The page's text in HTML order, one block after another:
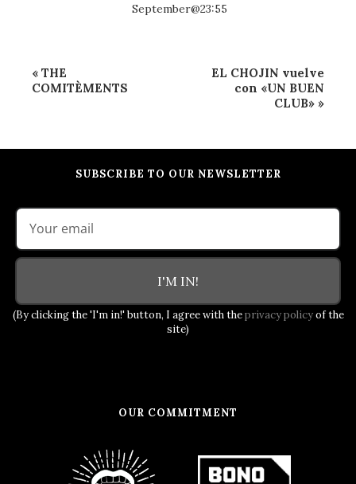
September@23:55
Event
Navigation
« THE
COMITÈMENTS
EL CHOJIN vuelve
con «UN BUEN
CLUB» »
SUBSCRIBE TO OUR NEWSLETTER
I'M IN!
(By clicking the 'I'm in!' button, I agree with theprivacy policyof the
site)
OUR COMMITMENT